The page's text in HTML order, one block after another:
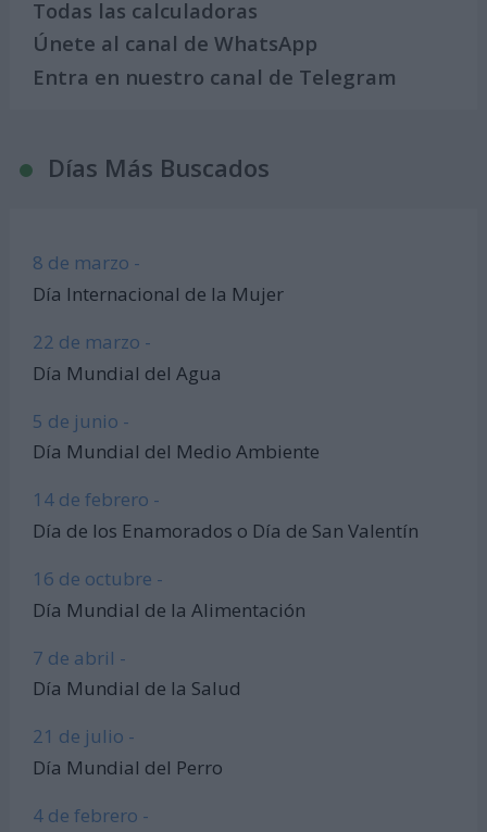
Todas las calculadoras
Únete al canal de WhatsApp
Entra en nuestro canal de Telegram
Días Más Buscados
8 de marzo -
Día Internacional de la Mujer
22 de marzo -
Día Mundial del Agua
5 de junio -
Día Mundial del Medio Ambiente
14 de febrero -
Día de los Enamorados o Día de San Valentín
16 de octubre -
Día Mundial de la Alimentación
7 de abril -
Día Mundial de la Salud
21 de julio -
Día Mundial del Perro
4 de febrero -